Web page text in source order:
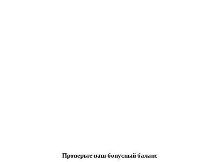
Проверьте ваш бонусный баланс